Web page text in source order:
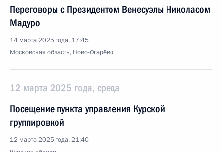
Переговоры с Президентом Венесуэлы Николасом
Мадуро
14 марта 2025 года, 17:45
Московская область, Ново-Огарёво
12 марта 2025 года, среда
Посещение пункта управления Курской
группировкой
12 марта 2025 года, 21:40